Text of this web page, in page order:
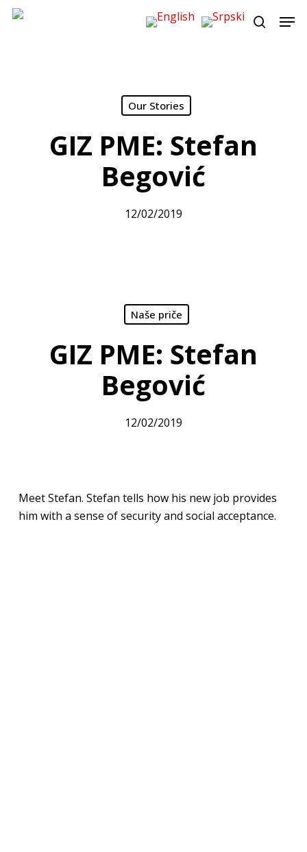
Skip
search
Our Stories
GIZ PME: Stefan
Begović
12/02/2019
Naše priče
GIZ PME: Stefan
Begović
12/02/2019
Meet Stefan. Stefan tells how his new job provides
him with a sense of security and social acceptance.